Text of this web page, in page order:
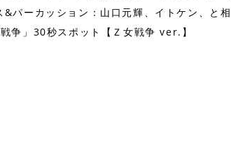
パーカッション：山口元輝、イトケン、と
争」30秒スポット【Ｚ女戦争 ver.】